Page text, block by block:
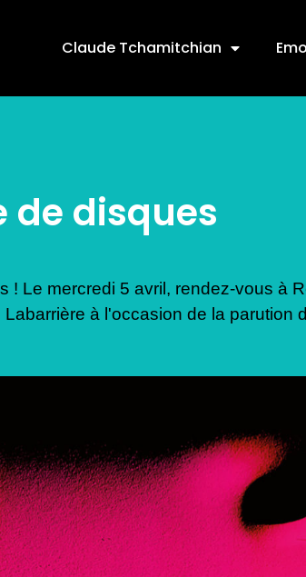
Claude Tchamitchian
de disques
! Le mercredi 5 avril, rendez-vous à
à l'occasion de la parution